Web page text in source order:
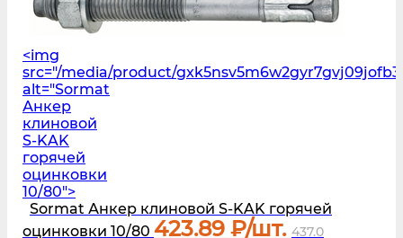
<img
src="/media/product/
alt="Sormat
Анкер
клиновой
S‑KAK
горячей
оцинковки
10/80">
Sormat Анкер клиновой S‑KAK горячей
оцинковки 10/80 423.89 ₽/шт. 437.0